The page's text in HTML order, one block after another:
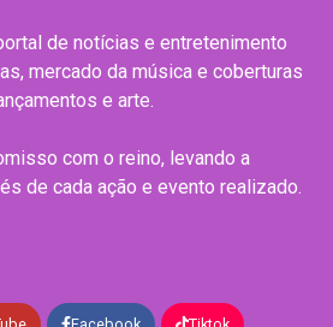
de notícias e entretenimento
mercado da música e coberturas
e arte.
com o reino, levando a
de cada ação e evento realizado.